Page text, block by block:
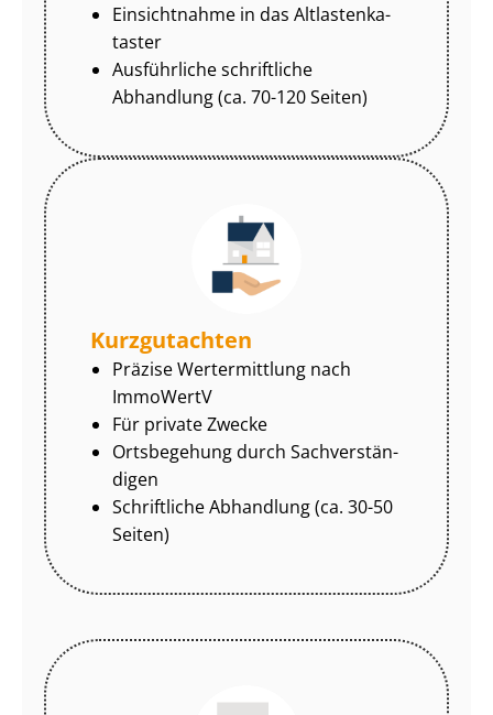
Einsichtnahme in das Alt­las­ten­ka­
tas­ter
Ausführliche schriftliche
Abhandlung (ca. 70-120 Seiten)
Kurzgutachten
Präzise Wertermittlung nach
ImmoWertV
Für private Zwecke
Ortsbegehung durch Sach­ver­stän­
di­gen
Schriftliche Abhandlung (ca. 30-50
Seiten)